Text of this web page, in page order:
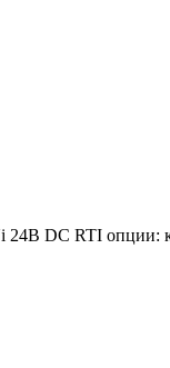
DC RTI опции: